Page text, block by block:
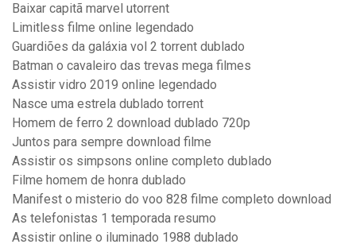
Baixar capitã marvel utorrent
Limitless filme online legendado
Guardiões da galáxia vol 2 torrent dublado
Batman o cavaleiro das trevas mega filmes
Assistir vidro 2019 online legendado
Nasce uma estrela dublado torrent
Homem de ferro 2 download dublado 720p
Juntos para sempre download filme
Assistir os simpsons online completo dublado
Filme homem de honra dublado
Manifest o misterio do voo 828 filme completo download
As telefonistas 1 temporada resumo
Assistir online o iluminado 1988 dublado